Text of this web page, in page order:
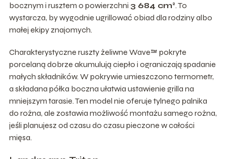
bocznym i rusztem o powierzchni 3 684 cm². To
wystarcza, by wygodnie ugrillować obiad dla rodziny albo
małej ekipy znajomych.
Charakterystyczne ruszty żeliwne Wave™ pokryte
porcelaną dobrze akumulują ciepło i ograniczają spadanie
małych składników. W pokrywie umieszczono termometr,
a składana półka boczna ułatwia ustawienie grilla na
mniejszym tarasie. Ten model nie oferuje tylnego palnika
do rożna, ale zostawia możliwość montażu samego rożna,
jeśli planujesz od czasu do czasu pieczone w całości
mięsa.